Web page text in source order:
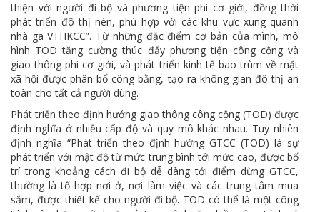
thiện với người đi bộ và phương tiện phi cơ giới, đồng thời
phát triển đô thị nén, phù hợp với các khu vực xung quanh
nhà ga VTHKCC”. Từ những đặc điểm cơ bản của mình, mô
hình TOD tăng cường thúc đẩy phương tiện công cộng và
giao thông phi cơ giới, và phát triển kinh tế bao trùm về mặt
xã hội được phân bổ công bằng, tạo ra không gian đô thị an
toàn cho tất cả người dùng.
Phát triển theo định hướng giao thông công cộng (TOD) được
định nghĩa ở nhiều cấp độ và quy mô khác nhau. Tuy nhiên
định nghĩa “Phát triển theo định hướng GTCC (TOD) là sự
phát triển với mật độ từ mức trung bình tới mức cao, được bố
trí trong khoảng cách đi bộ dễ dàng tới điểm dừng GTCC,
thường là tổ hợp nơi ở, nơi làm việc và các trung tâm mua
sắm, được thiết kế cho người đi bộ. TOD có thể là một công